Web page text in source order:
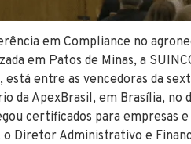
em Compliance no
em Patos de Minas, a
entre as vencedoras da
da ApexBrasil, em Brasília, no
certificados para empresas
Diretor Administrativo e